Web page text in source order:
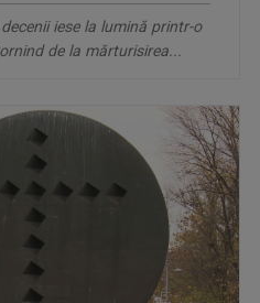
iese la lumină printr-o
de la mărturisirea...